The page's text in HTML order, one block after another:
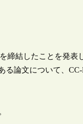
締結したことを発表
る論文について、